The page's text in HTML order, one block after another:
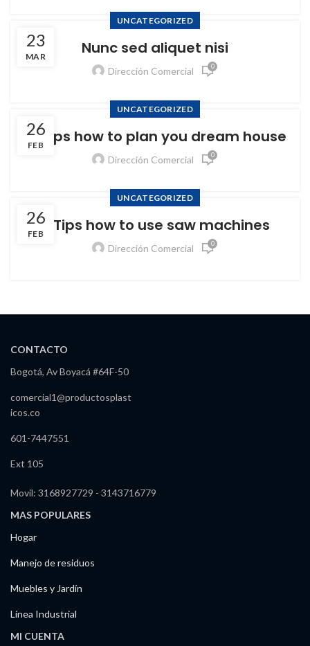
23
MAR
UNCATEGORIZED
Nunc sed aliquet nisi
Dirección Comercial 0
26
FEB
UNCATEGORIZED
10 Tips how to plan you dream house
Dirección Comercial 0
26
FEB
UNCATEGORIZED
5 Tips how to use saw machines
Dirección Comercial 0
CONTACTO
Bogotá, Av Boyacá #64F-50
comercial1@productosplast
icos.co
601-7447551
Ext 105
Movil: 3168927729 - 3143716779
MAS POPULARES
Hogar
Manejo de residuos
Muebles y Jardín
Línea Industrial
MI CUENTA